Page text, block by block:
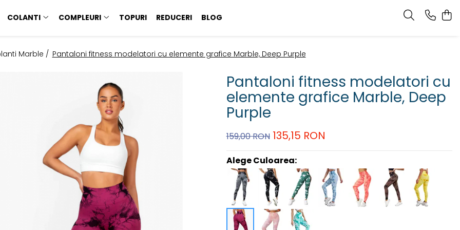
COLANTI COMPLEURI TOPURI REDUCERI BLOG
Marble / Pantaloni fitness modelatori cu elemente grafice Marble, Deep Purple
Pantaloni fitness modelatori cu
elemente grafice Marble, Deep
Purple
159,00 RON 135,15 RON
Alege Culoarea: